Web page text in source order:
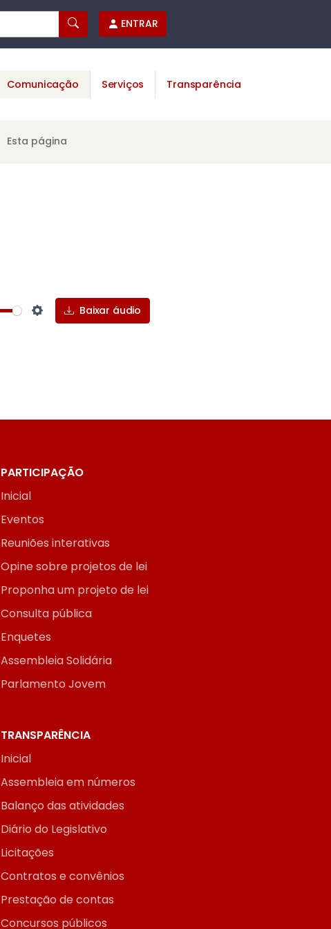
ENTRAR
Comunicação Serviços Transparência
Esta página
Settings
Baixar áudio
PARTICIPAÇÃO
Inicial
Eventos
Reuniões interativas
Opine sobre projetos de lei
Proponha um projeto de lei
Consulta pública
Enquetes
Assembleia Solidária
Parlamento Jovem
TRANSPARÊNCIA
Inicial
Assembleia em números
Balanço das atividades
Diário do Legislativo
Licitações
Contratos e convênios
Prestação de contas
Concursos públicos